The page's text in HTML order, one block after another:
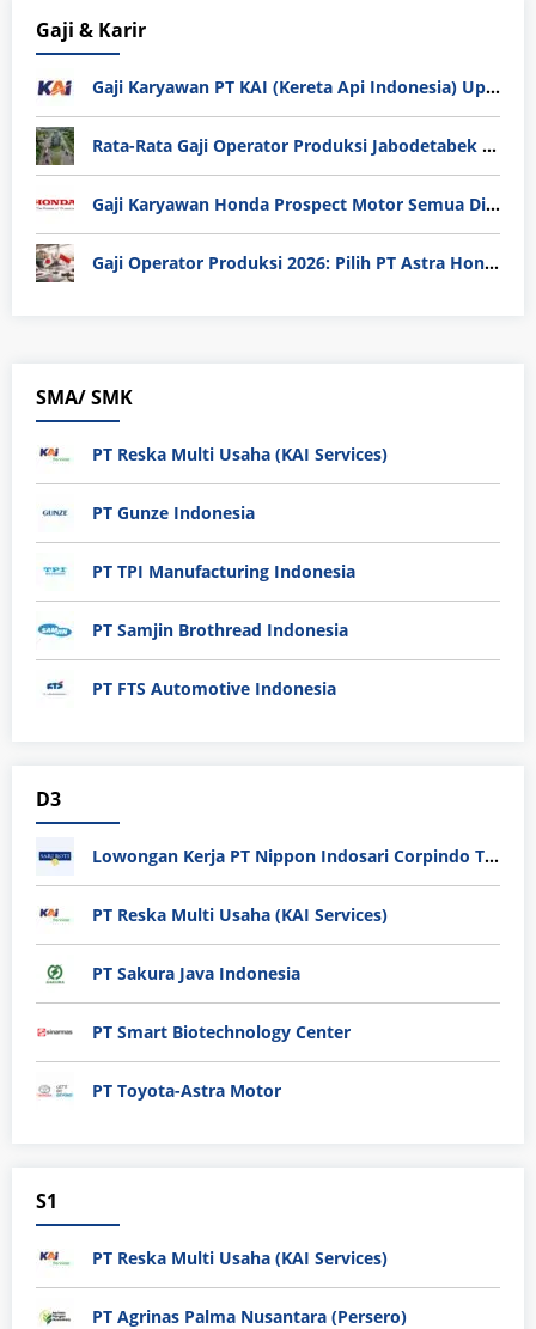
Gaji & Karir
Gaji Karyawan PT KAI (Kereta Api Indonesia) Update 2025
Rata-Rata Gaji Operator Produksi Jabodetabek 2025: Bedah Tuntas UMK, Lemburan, dan Realita Hidup Buruh
Gaji Karyawan Honda Prospect Motor Semua Divisi
Gaji Operator Produksi 2026: Pilih PT Astra Honda Motor (AHM) atau Manufaktur di Jepang?
SMA/ SMK
PT Reska Multi Usaha (KAI Services)
PT Gunze Indonesia
PT TPI Manufacturing Indonesia
PT Samjin Brothread Indonesia
PT FTS Automotive Indonesia
D3
Lowongan Kerja PT Nippon Indosari Corpindo Tbk. Bulan Agustus 2026
PT Reska Multi Usaha (KAI Services)
PT Sakura Java Indonesia
PT Smart Biotechnology Center
PT Toyota-Astra Motor
S1
PT Reska Multi Usaha (KAI Services)
PT Agrinas Palma Nusantara (Persero)